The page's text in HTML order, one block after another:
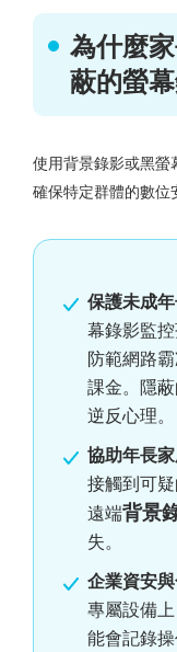
為什麼
蔽的螢
使用背景錄影或黑螢
確保特定群體的數位
保護未成
幕錄影監
防範網路
課金。隱
逆反心理。
協助年長
接觸到可
遠端背景
失。
企業資安
專屬設備
能會記錄